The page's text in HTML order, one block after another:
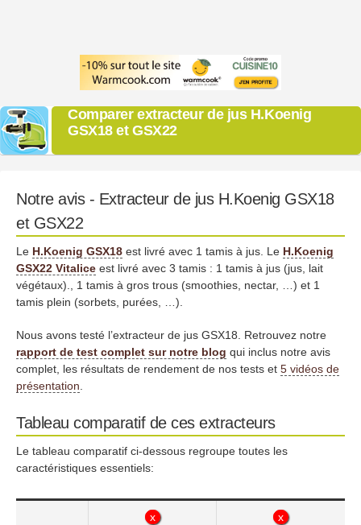
Comparer extracteur de jus H.Koenig
GSX18 et GSX22
Notre avis - Extracteur de jus H.Koenig GSX18
et GSX22
Le H.Koenig GSX18 est livré avec 1 tamis à jus. Le H.Koenig
GSX22 Vitalice est livré avec 3 tamis : 1 tamis à jus (jus, lait
végétaux)., 1 tamis à gros trous (smoothies, nectar, …) et 1
tamis plein (sorbets, purées, …).
Nous avons testé l’extracteur de jus GSX18. Retrouvez notre
rapport de test complet sur notre blog qui inclus notre avis
complet, les résultats de rendement de nos tests et 5 vidéos de
présentation
Tableau comparatif de ces extracteurs
Le tableau comparatif ci-dessous regroupe toutes les
caractéristiques essentiels:
x
x